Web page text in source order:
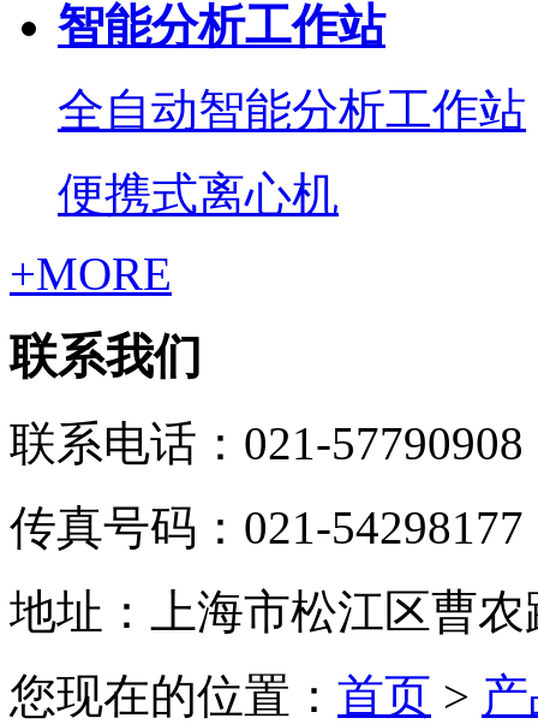
智能分析工作站
全自动智能分析工作站
便携式离心机
+MORE
联系我们
联系电话：021-57790908
传真号码：021-54298177
地址：上海市松江区曹农
您现在的位置： 首页 >